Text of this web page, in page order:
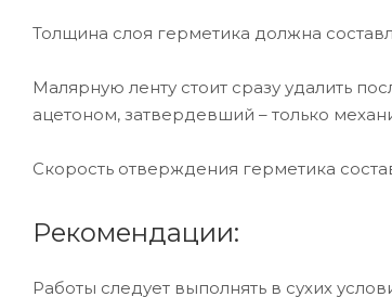
Толщина слоя герметика должна
Малярную ленту стоит сразу удалить
ацетоном, затвердевший – только
Скорость отверждения герметика
Рекомендации:
Работы следует выполнять в сухих